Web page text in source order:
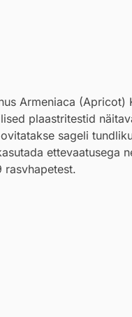
Armeniaca (Apricot)
plaastritestid
sageli
ettevaatusega